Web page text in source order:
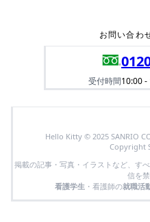
お問い合わ
受付時間10:00 -
Hello Kitty © 2025 SANRIO
Copyright
掲載の記事・写真・イラストなど、す
信を禁
看護学生・看護師の就職活